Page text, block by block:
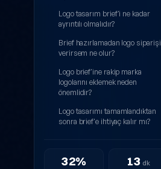
Logo tasarım brief'i ne kadar
ayrıntılı olmalıdır?
Brief hazırlamadan logo siparişi
verirsem ne olur?
Logo brief'ine rakip marka
logolarını eklemek neden
önemlidir?
Logo tasarımı tamamlandıktan
sonra brief'e ihtiyaç kalır mı?
32% 13 dk